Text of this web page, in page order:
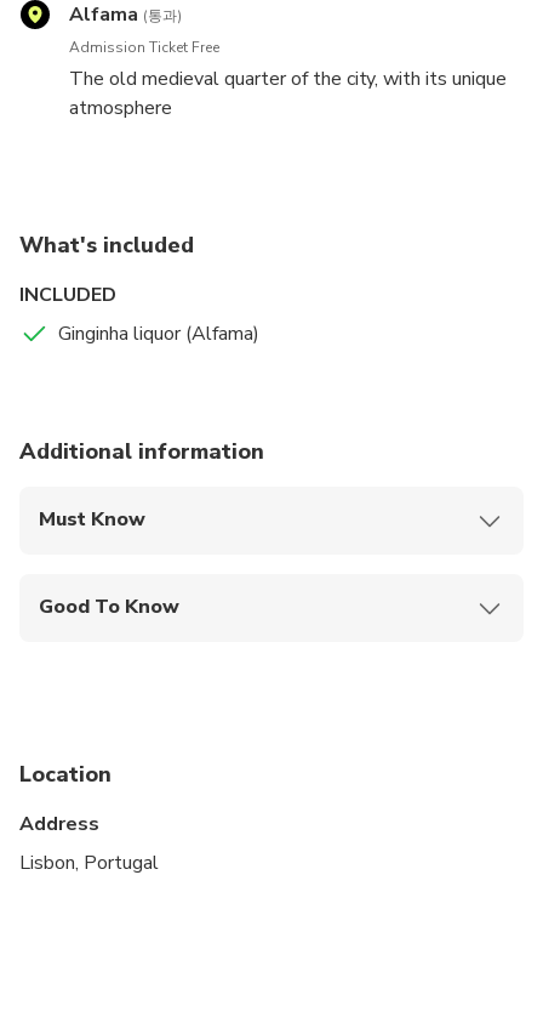
Alfama (통과)
Admission Ticket Free
The old medieval quarter of the city, with its unique
atmosphere
What's included
INCLUDED
Ginginha liquor (Alfama)
Additional information
Must Know
Good To Know
Weight between 40 and 120 kg
1,35m or taller
Location
Address
Lisbon, Portugal